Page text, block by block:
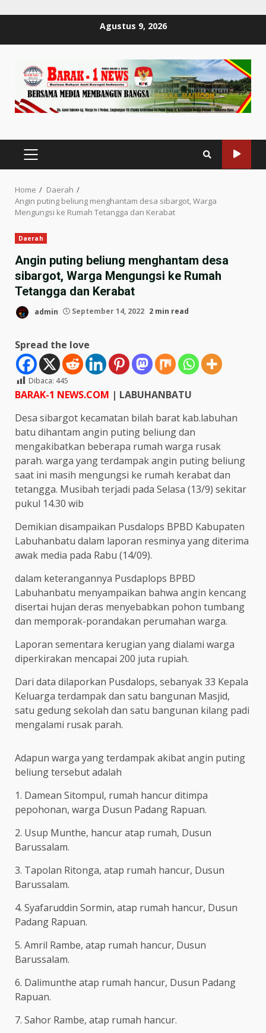
Agustus 9, 2026
PRIMARY
MENU
Home
Daerah
Angin puting beliung menghantam desa sibargot, Warga
Mengungsi ke Rumah Tetangga dan Kerabat
Daerah
Angin puting beliung menghantam desa
sibargot, Warga Mengungsi ke Rumah
Tetangga dan Kerabat
admin September 14, 2022 2 min read
Spread the love
Dibaca: 445
BARAK-1 NEWS.COM | LABUHANBATU
Desa sibargot kecamatan bilah barat kab.labuhan
batu dihantam angin puting beliung dan
mengakibatkan beberapa rumah warga rusak
parah. warga yang terdampak angin puting beliung
saat ini masih mengungsi ke rumah kerabat dan
tetangga. Musibah terjadi pada Selasa (13/9) sekitar
pukul 14.30 wib
Demikian disampaikan Pusdalops BPBD Kabupaten
Labuhanbatu dalam laporan resminya yang diterima
awak media pada Rabu (14/09).
dalam keterangannya Pusdaplops BPBD
Labuhanbatu menyampaikan bahwa angin kencang
disertai hujan deras menyebabkan pohon tumbang
dan memporak-porandakan perumahan warga.
Laporan sementara kerugian yang dialami warga
diperkirakan mencapai 200 juta rupiah.
Dari data dilaporkan Pusdalops, sebanyak 33 Kepala
Keluarga terdampak dan satu bangunan Masjid,
satu gedung sekolah dan satu bangunan kilang padi
mengalami rusak parah.
Adapun warga yang terdampak akibat angin puting
beliung tersebut adalah
1. Damean Sitompul, rumah hancur ditimpa
pepohonan, warga Dusun Padang Rapuan.
2. Usup Munthe, hancur atap rumah, Dusun
Barussalam.
3. Tapolan Ritonga, atap rumah hancur, Dusun
Barussalam.
4. Syafaruddin Sormin, atap rumah hancur, Dusun
Padang Rapuan.
5. Amril Rambe, atap rumah hancur, Dusun
Barussalam.
6. Dalimunthe atap rumah hancur, Dusun Padang
Rapuan.
7. Sahor Rambe, atap rumah hancur.